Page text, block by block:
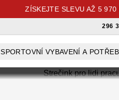
ZÍSKEJTE SLEVU AŽ 5 970
296
SPORTOVNÍ VYBAVENÍ A